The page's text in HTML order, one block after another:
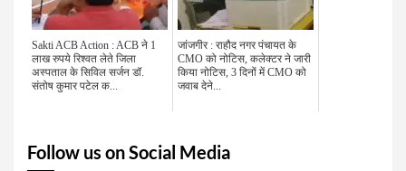
Sakti ACB Action : ACB ने 1
लाख रुपये रिश्वत लेते जिला
अस्पताल के सिविल सर्जन डॉ.
संतोष कुमार पटेल क...
जांजगीर : राहौद नगर पंचायत के
CMO को नोटिस, कलेक्टर ने जारी
किया नोटिस, 3 दिनों में CMO को
जवाब देने...
Follow us on Social Media